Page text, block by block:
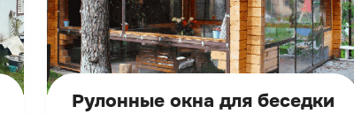
Рулонные окна для беседки